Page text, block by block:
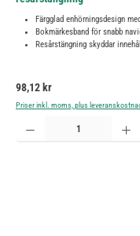
Färgglad enhörningsdesign
Bokmärkesband för snabb
Resårstängning skyddar
Ordinarie pris:
98,12 kr
Priser inkl. moms, plus
Produktkvantitet: Ange önskat